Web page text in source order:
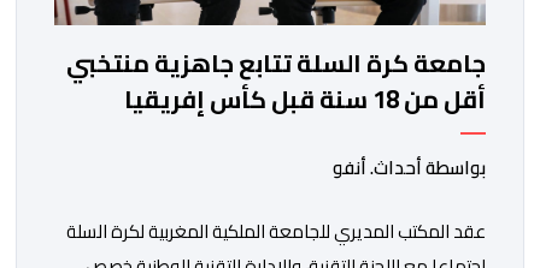
جامعة كرة السلة تتابع جاهزية منتخبي
أقل من 18 سنة قبل كأس إفريقيا
بواسطة أحداث. أنفو
عقد المكتب المديري للجامعة الملكية المغربية لكرة السلة